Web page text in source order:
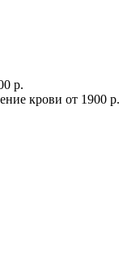
р.
крови от 1900 р.